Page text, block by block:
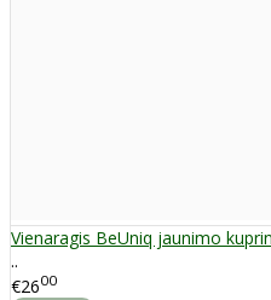
Vienaragis BeUniq jaunimo
..
€2600